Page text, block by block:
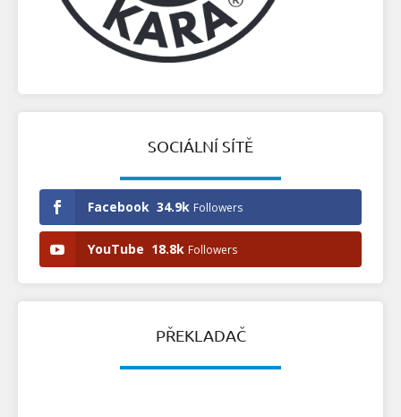
SOCIÁLNÍ SÍTĚ
Facebook 34.9k Followers
YouTube 18.8k Followers
PŘEKLADAČ